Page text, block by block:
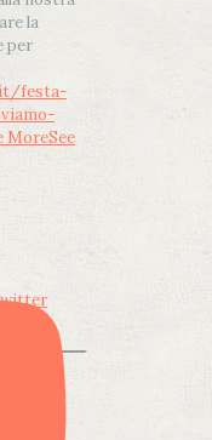
la
per
festa-
MoreSee